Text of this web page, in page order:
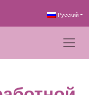
Русский